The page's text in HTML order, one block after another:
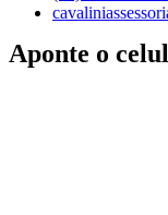
Aponte o